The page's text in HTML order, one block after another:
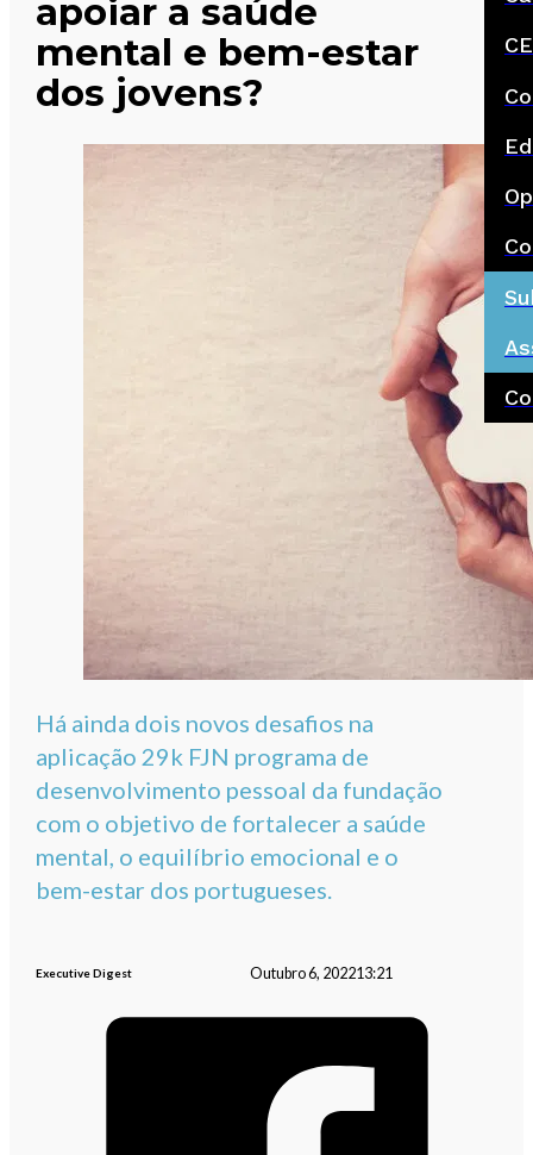
apoiar a saúde
mental e bem-estar
dos jovens?
Há ainda dois novos desafios na
aplicação 29k FJN programa de
desenvolvimento pessoal da fundação
com o objetivo de fortalecer a saúde
mental, o equilíbrio emocional e o
bem-estar dos portugueses.
Executive Digest Outubro 6, 202213:21